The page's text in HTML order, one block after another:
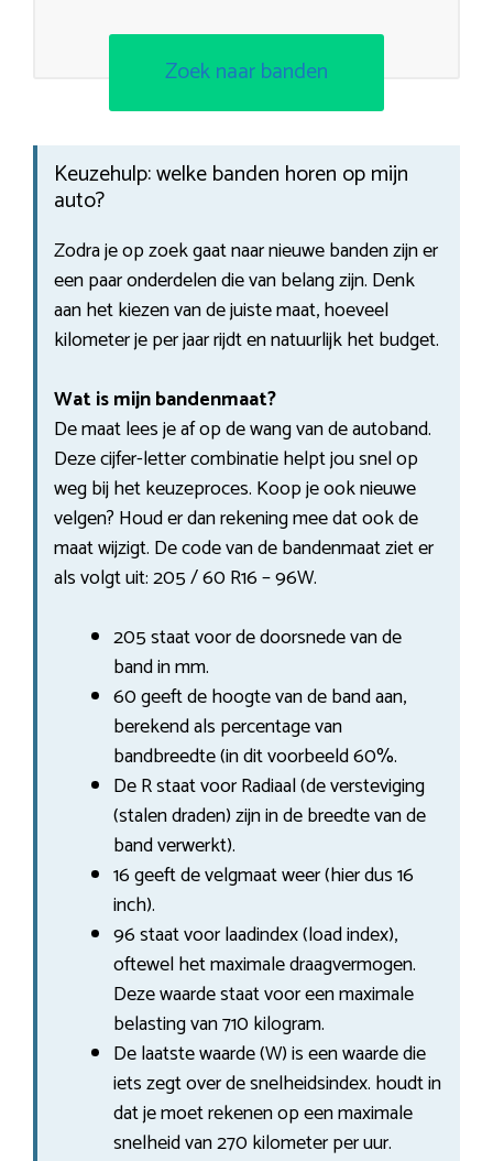
Zoek naar banden
Keuzehulp: welke banden horen op mijn
auto?
Zodra je op zoek gaat naar nieuwe banden zijn er
een paar onderdelen die van belang zijn. Denk
aan het kiezen van de juiste maat, hoeveel
kilometer je per jaar rijdt en natuurlijk het budget.
Wat is mijn bandenmaat?
De maat lees je af op de wang van de autoband.
Deze cijfer-letter combinatie helpt jou snel op
weg bij het keuzeproces. Koop je ook nieuwe
velgen? Houd er dan rekening mee dat ook de
maat wijzigt. De code van de bandenmaat ziet er
als volgt uit: 205 / 60 R16 – 96W.
205 staat voor de doorsnede van de
band in mm.
60 geeft de hoogte van de band aan,
berekend als percentage van
bandbreedte (in dit voorbeeld 60%.
De R staat voor Radiaal (de versteviging
(stalen draden) zijn in de breedte van de
band verwerkt).
16 geeft de velgmaat weer (hier dus 16
inch).
96 staat voor laadindex (load index),
oftewel het maximale draagvermogen.
Deze waarde staat voor een maximale
belasting van 710 kilogram.
De laatste waarde (W) is een waarde die
iets zegt over de snelheidsindex. houdt in
dat je moet rekenen op een maximale
snelheid van 270 kilometer per uur.